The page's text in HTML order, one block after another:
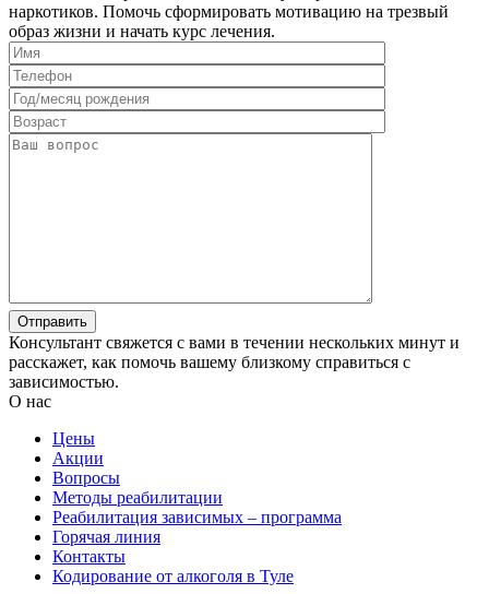
наркотиков. Помочь сформировать мотивацию на трезвый
образ жизни и начать курс лечения.
Консультант свяжется с вами в течении нескольких минут и
расскажет, как помочь вашему близкому справиться с
зависимостью.
О нас
Цены
Акции
Вопросы
Методы реабилитации
Реабилитация зависимых – программа
Горячая линия
Контакты
Кодирование от алкоголя в Туле